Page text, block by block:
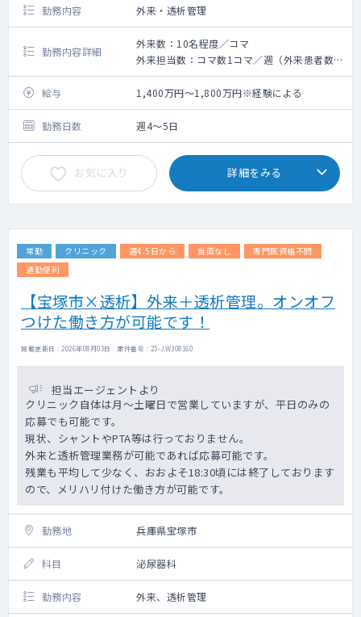
勤務内容 外来・透析管理
勤務内容詳細
外来数：10名程度／コマ
外来担当数：コマ数1コマ／週（外来患者数：
約10名／コマ）
透析管理 ：外来HD患者数170、主治医制 ／
透析ベッド数79台／オンラインHDF、一部曜
日準夜透析あり）
給与 1,400万円～1,800万円※経験による
勤務日数 週4～5日
お気に入り 詳細をみる
常勤 クリニック 週4.5日から 当直なし
専門医資格不問
通勤便利
【宝塚市×透析】外来＋透析管理。オンオフ
つけた働き方が可能です！
掲載更新日 : 2026年08月03日 案件番号 : 25-JW308160
担当エージェントより
クリニック自体は月～土曜日で営業していますが、平日のみの
応募でも可能です。
現状、シャントやPTA等は行っておりません。
外来と透析管理業務が可能であれば応募可能です。
残業も平均して少なく、おおよそ18:30頃には終了しております
ので、メリハリ付けた働き方が可能です。
勤務地 兵庫県宝塚市
科目 泌尿器科
勤務内容 外来、透析管理